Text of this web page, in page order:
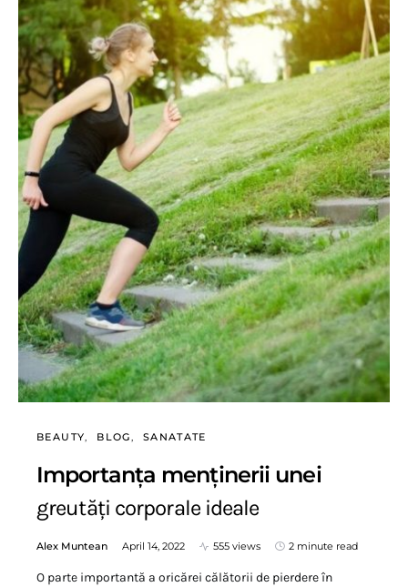
BEAUTY BLOG SANATATE
Importanța menținerii unei
greutăți corporale ideale
Alex Muntean April 14, 2022 555 views 2 minute read
O parte importantă a oricărei călătorii de pierdere în